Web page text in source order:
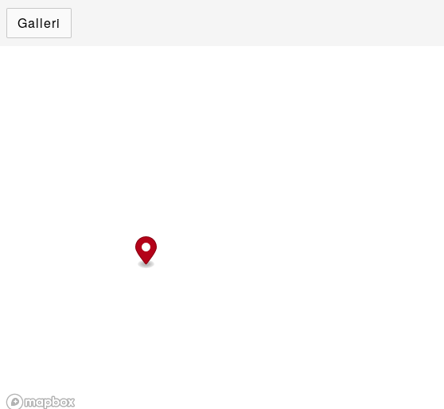
Galleri